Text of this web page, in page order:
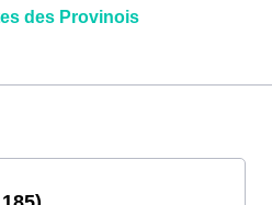
des Provinois